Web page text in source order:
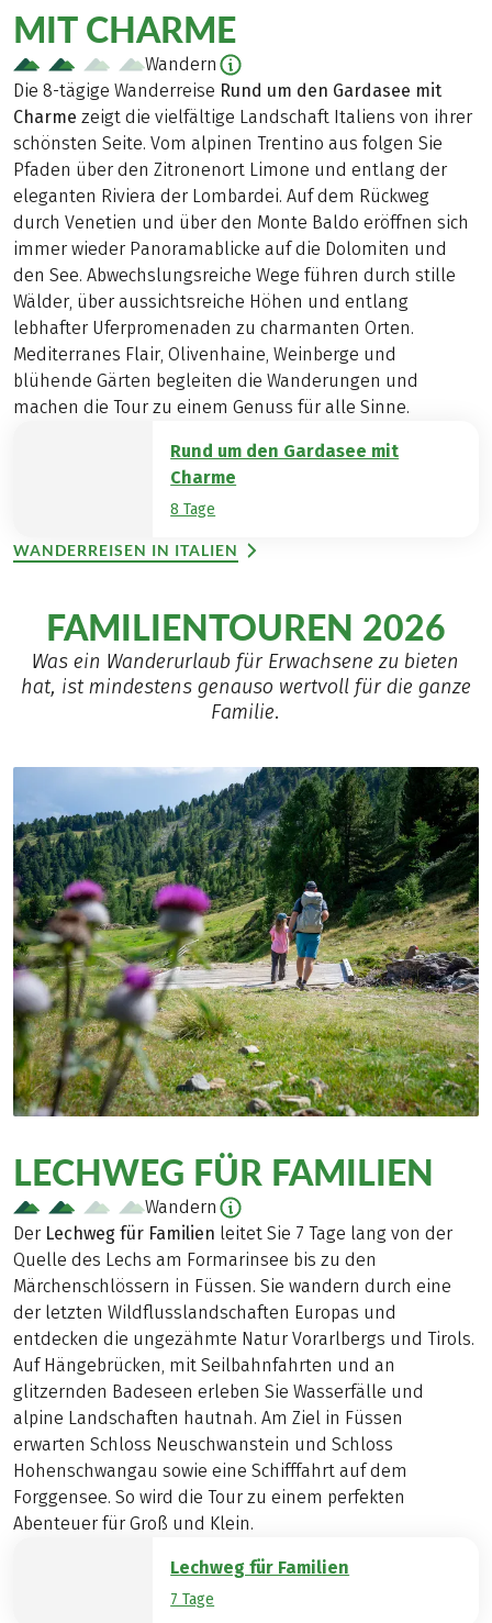
MIT CHARME
Wandern
Die 8-tägige Wanderreise Rund um den Gardasee mit
Charme zeigt die vielfältige Landschaft Italiens von ihrer
schönsten Seite. Vom alpinen Trentino aus folgen Sie
Pfaden über den Zitronenort Limone und entlang der
eleganten Riviera der Lombardei. Auf dem Rückweg
durch Venetien und über den Monte Baldo eröffnen sich
immer wieder Panoramablicke auf die Dolomiten und
den See. Abwechslungsreiche Wege führen durch stille
Wälder, über aussichtsreiche Höhen und entlang
lebhafter Uferpromenaden zu charmanten Orten.
Mediterranes Flair, Olivenhaine, Weinberge und
blühende Gärten begleiten die Wanderungen und
machen die Tour zu einem Genuss für alle Sinne.
Rund um den Gardasee mit
Charme
8 Tage
WANDERREISEN IN ITALIEN
FAMILIENTOUREN 2026
Was ein Wanderurlaub für Erwachsene zu bieten
hat, ist mindestens genauso wertvoll für die ganze
Familie.
LECHWEG FÜR FAMILIEN
Wandern
Der Lechweg für Familien leitet Sie 7 Tage lang von der
Quelle des Lechs am Formarinsee bis zu den
Märchenschlössern in Füssen. Sie wandern durch eine
der letzten Wildflusslandschaften Europas und
entdecken die ungezähmte Natur Vorarlbergs und Tirols.
Auf Hängebrücken, mit Seilbahnfahrten und an
glitzernden Badeseen erleben Sie Wasserfälle und
alpine Landschaften hautnah. Am Ziel in Füssen
erwarten Schloss Neuschwanstein und Schloss
Hohenschwangau sowie eine Schifffahrt auf dem
Forggensee. So wird die Tour zu einem perfekten
Abenteuer für Groß und Klein.
Lechweg für Familien
7 Tage